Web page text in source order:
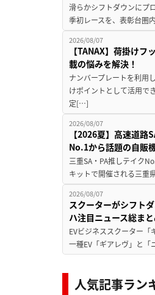
滑らかシフトダウンにプ
季初レースを、表彰台圏
2026/08/07
【TANAX】荷掛け
載の悩みを解決！
ナンバープレートを利用
けポイントとして活用で
定[…]
2026/08/07
【2026夏】高速道
No.1から話題の自販
三重SA・PA推しテイク
キットで開催される三重
2026/08/07
スクーターがシフト
ハ注目ニュース総ま
EVビジネススクーター
一種EV「ギアレヴ」と
人気記事ラン